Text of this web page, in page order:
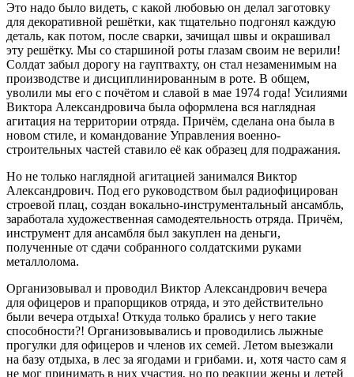
Это надо было видеть, с какой любовью он делал заготовку
для декоративной решётки, как тщательно подгонял каждую
деталь, как потом, после сварки, зачищал швы и окрашивал
эту решётку. Мы со старшиной роты глазам своим не верили!
Солдат забыл дорогу на гауптвахту, он стал незаменимым на
производстве и дисциплинированным в роте. В общем,
уволили мы его с почётом и славой в мае 1974 года! Усилиями
Виктора Александровича была оформлена вся наглядная
агитация на территории отряда. Причём, сделана она была в
новом стиле, и командование Управления военно-
строительных частей ставило её как образец для подражания.
Но не только наглядной агитацией занимался Виктор
Александрович. Под его руководством был радиофицирован
строевой плац, создан вокально-инструментальный ансамбль,
заработала художественная самодеятельность отряда. Причём,
инструмент для ансамбля был закуплен на деньги,
полученные от сдачи собранного солдатскими руками
металлолома.
Организовывал и проводил Виктор Александрович вечера
для офицеров и прапорщиков отряда, и это действительно
были вечера отдыха! Откуда только брались у него такие
способности?! Организовывались и проводились лыжные
прогулки для офицеров и членов их семей. Летом выезжали
на базу отдыха, в лес за ягодами и грибами. и, хотя часто сам я
не мог принимать в них участия, но по реакции жены и детей